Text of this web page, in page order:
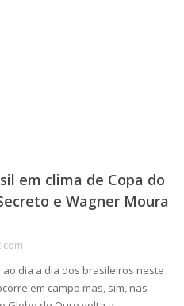
em clima de Copa do
e Wagner Moura
dia a dia dos brasileiros neste
em campo mas, sim, nas